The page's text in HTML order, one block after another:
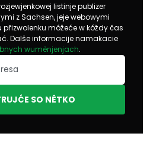
listinje publizer
z Sachsen, jeje webowymi
přizwolenku móžeće w kóždy čas
Dalše informacije namakacie
wuměnjenjach.
SO NĚTKO